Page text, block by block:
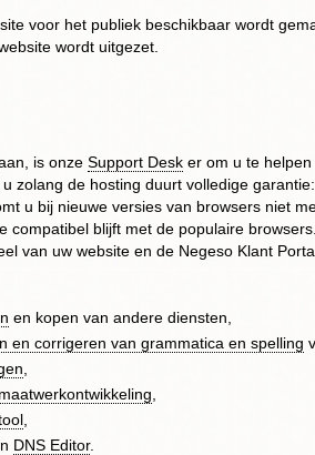
voor het publiek beschikbaar wordt
wordt uitgezet.
is onze Support Desker om u te helpen
zolang de hosting duurt volledige
u bij nieuwe versies van browsers niet
compatibel blijft met de populaire
van uw website en de Negeso Klant
en kopen van andere diensten,
en corrigeren van grammatica en spelling
maatwerkontwikkeling
,
DNS Editor.